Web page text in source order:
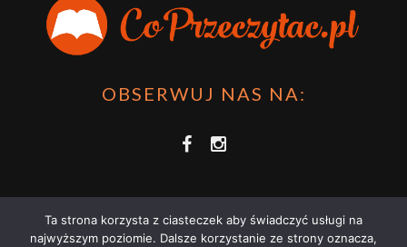
Planer Książkary – ten gadżet powinien mieć każdy
książkoholik!
8 December 2023
OBSERWUJ NAS NA:
Ta strona korzysta z ciasteczek aby świadczyć usługi na
najwyższym poziomie. Dalsze korzystanie ze strony oznacza,